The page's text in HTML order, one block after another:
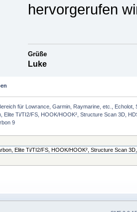
hervorgerufen
Grüße
Luke
für Lowrance, Garmin, Raymarine, etc.,
Elite Ti/TI2/FS, HOOK/HOOK², Structure Scan 3D,
9